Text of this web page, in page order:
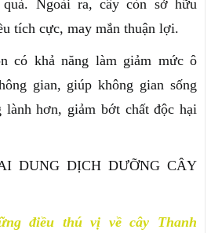
Ngoài ra, cây còn sở hữu
tích cực, may mắn thuận lợi.
có khả năng làm giảm mức ô
gian, giúp không gian sống
lành hơn, giảm bớt chất độc hại
DUNG DỊCH DƯỠNG CÂY
điều thú vị về cây Thanh